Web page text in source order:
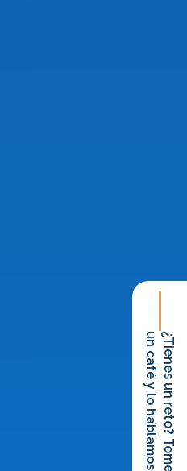
¿Tienes un reto? Tomemos
un café y lo hablamos